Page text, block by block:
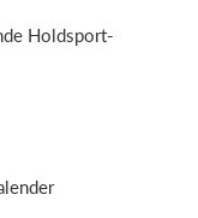
Holdsport-